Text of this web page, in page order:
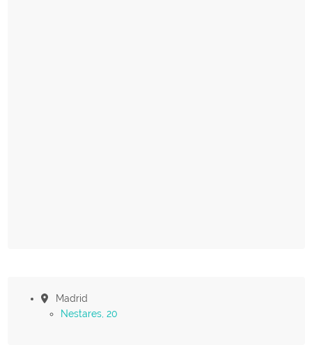
Madrid
Nestares, 20